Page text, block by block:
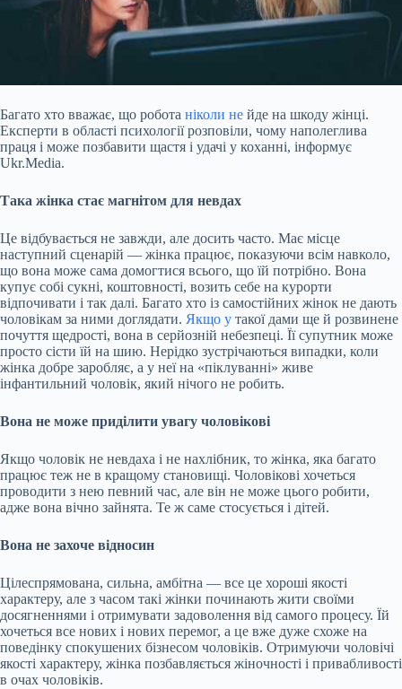
Багато хто вважає, що робота ніколи не йде на шкоду жінці.
Експерти в області психології розповіли, чому наполеглива
праця і може позбавити щастя і удачі у коханні, інформує
Ukr.Media.
Така жінка стає магнітом для невдах
Це відбувається не завжди, але досить часто. Має місце
наступний сценарій — жінка працює, показуючи всім навколо,
що вона може сама домогтися всього, що їй потрібно. Вона
купує собі сукні, коштовності, возить себе на курорти
відпочивати і так далі. Багато хто із самостійних жінок не дають
чоловікам за ними доглядати. Якщо у такої дами ще й розвинене
почуття щедрості, вона в серйозній небезпеці. Її супутник може
просто сісти їй на шию. Нерідко зустрічаються випадки, коли
жінка добре заробляє, а у неї на «піклуванні» живе
інфантильний чоловік, який нічого не робить.
Вона не може приділити увагу чоловікові
Якщо чоловік не невдаха і не нахлібник, то жінка, яка багато
працює теж не в кращому становищі. Чоловікові хочеться
проводити з нею певний час, але він не може цього робити,
адже вона вічно зайнята. Те ж саме стосується і дітей.
Вона не захоче відносин
Цілеспрямована, сильна, амбітна — все це хороші якості
характеру, але з часом такі жінки починають жити своїми
досягненнями і отримувати задоволення від самого процесу. Їй
хочеться все нових і нових перемог, а це вже дуже схоже на
поведінку спокушених бізнесом чоловіків. Отримуючи чоловічі
якості характеру, жінка позбавляється жіночності і привабливості
в очах чоловіків.